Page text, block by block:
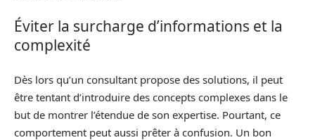
Éviter la surcharge d’informations et la
complexité
Dès lors qu’un consultant propose des solutions, il peut
être tentant d’introduire des concepts complexes dans le
but de montrer l’étendue de son expertise. Pourtant, ce
comportement peut aussi prêter à confusion. Un bon